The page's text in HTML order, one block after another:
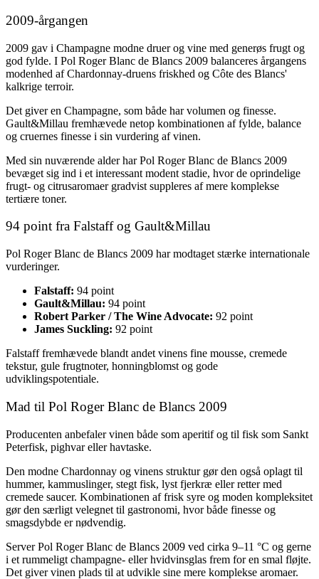
2009-årgangen
2009 gav i Champagne modne druer og vine med generøs frugt og
god fylde. I Pol Roger Blanc de Blancs 2009 balanceres årgangens
modenhed af Chardonnay-druens friskhed og Côte des Blancs'
kalkrige terroir.
Det giver en Champagne, som både har volumen og finesse.
Gault&Millau fremhævede netop kombinationen af fylde, balance
og cruernes finesse i sin vurdering af vinen.
Med sin nuværende alder har Pol Roger Blanc de Blancs 2009
bevæget sig ind i et interessant modent stadie, hvor de oprindelige
frugt- og citrusaromaer gradvist suppleres af mere komplekse
tertiære toner.
94 point fra Falstaff og Gault&Millau
Pol Roger Blanc de Blancs 2009 har modtaget stærke internationale
vurderinger.
Falstaff: 94 point
Gault&Millau: 94 point
Robert Parker / The Wine Advocate: 92 point
James Suckling: 92 point
Falstaff fremhævede blandt andet vinens fine mousse, cremede
tekstur, gule frugtnoter, honningblomst og gode
udviklingspotentiale.
Mad til Pol Roger Blanc de Blancs 2009
Producenten anbefaler vinen både som aperitif og til fisk som Sankt
Peterfisk, pighvar eller havtaske.
Den modne Chardonnay og vinens struktur gør den også oplagt til
hummer, kammuslinger, stegt fisk, lyst fjerkræ eller retter med
cremede saucer. Kombinationen af frisk syre og moden kompleksitet
gør den særligt velegnet til gastronomi, hvor både finesse og
smagsdybde er nødvendig.
Server Pol Roger Blanc de Blancs 2009 ved cirka 9–11 °C og gerne
i et rummeligt champagne- eller hvidvinsglas frem for en smal fløjte.
Det giver vinen plads til at udvikle sine mere komplekse aromaer.